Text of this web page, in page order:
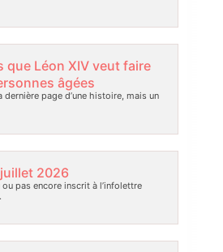
que Léon XIV veut faire
âgées
dernière page d’une histoire, mais un
2026
ou pas encore inscrit à l’infolettre